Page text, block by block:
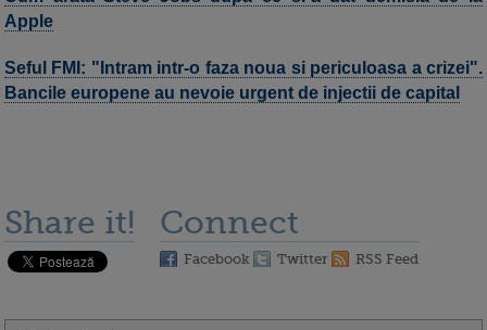
Apple
Seful FMI: "Intram intr-o faza noua si periculoasa a crizei".
Bancile europene au nevoie urgent de injectii de capital
Share it! Connect
Facebook Twitter RSS Feed